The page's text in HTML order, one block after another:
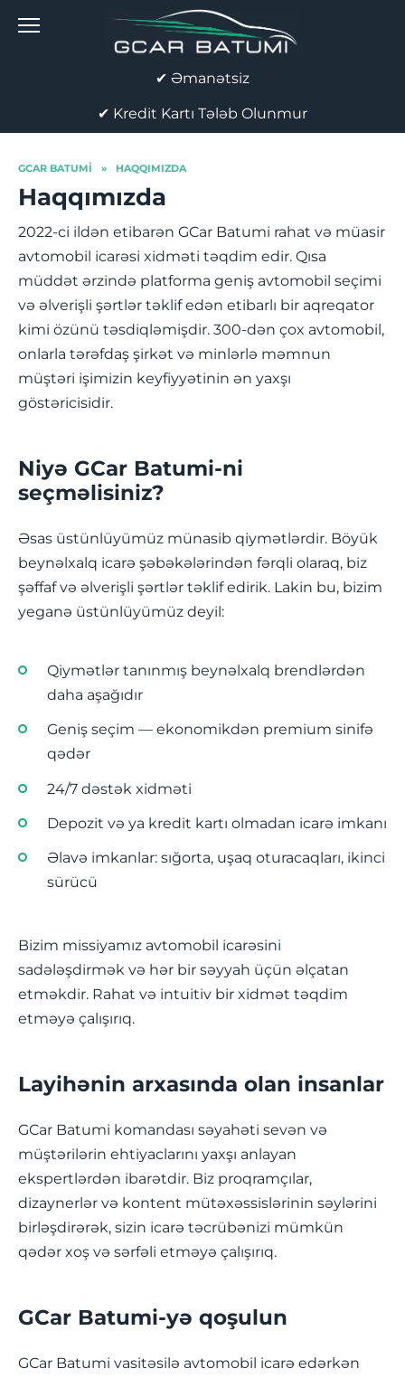
✔ Əmanətsiz
✔ Kredit Kartı Tələb Olunmur
GCAR BATUMI » HAQQIMIZDA
Haqqımızda
2022-ci ildən etibarən GCar Batumi rahat və müasir
avtomobil icarəsi xidməti təqdim edir. Qısa
müddət ərzində platforma geniş avtomobil seçimi
və əlverişli şərtlər təklif edən etibarlı bir aqreqator
kimi özünü təsdiqləmişdir. 300-dən çox avtomobil,
onlarla tərəfdaş şirkət və minlərlə məmnun
müştəri işimizin keyfiyyətinin ən yaxşı
göstəricisidir.
Niyə GCar Batumi-ni
seçməlisiniz?
Əsas üstünlüyümüz münasib qiymətlərdir. Böyük
beynəlxalq icarə şəbəkələrindən fərqli olaraq, biz
şəffaf və əlverişli şərtlər təklif edirik. Lakin bu, bizim
yeganə üstünlüyümüz deyil:
Qiymətlər tanınmış beynəlxalq brendlərdən
daha aşağıdır
Geniş seçim — ekonomikdən premium sinifə
qədər
24/7 dəstək xidməti
Depozit və ya kredit kartı olmadan icarə imkanı
Əlavə imkanlar: sığorta, uşaq oturacaqları, ikinci
sürücü
Bizim missiyamız avtomobil icarəsini
sadələşdirmək və hər bir səyyah üçün əlçatan
etməkdir. Rahat və intuitiv bir xidmət təqdim
etməyə çalışırıq.
Layihənin arxasında olan insanlar
GCar Batumi komandası səyahəti sevən və
müştərilərin ehtiyaclarını yaxşı anlayan
ekspertlərdən ibarətdir. Biz proqramçılar,
dizaynerlər və kontent mütəxəssislərinin səylərini
birləşdirərək, sizin icarə təcrübənizi mümkün
qədər xoş və sərfəli etməyə çalışırıq.
GCar Batumi-yə qoşulun
GCar Batumi vasitəsilə avtomobil icarə edərkən